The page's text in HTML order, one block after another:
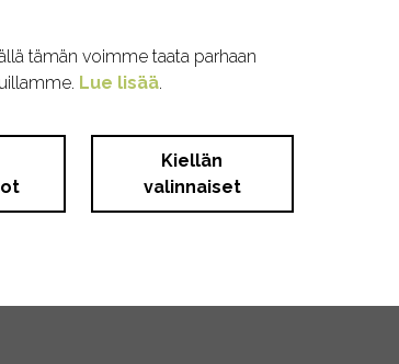
ruiskukka*. *Luomutuotettu
tämän voimme taata parhaan
Lue lisää.
Kiellän
valinnaiset